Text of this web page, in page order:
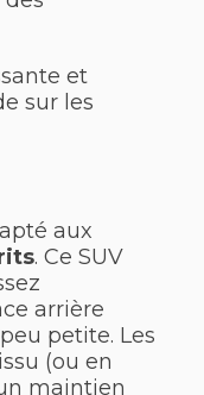
et
sur les
aux
. Ce SUV
arrière
petite. Les
(ou en
maintien